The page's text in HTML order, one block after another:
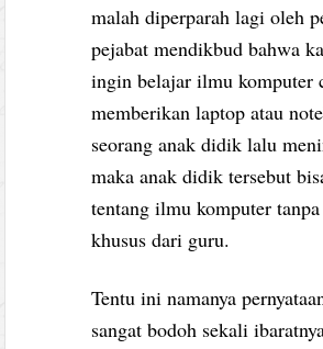
malah diperparah lagi oleh
pejabat mendikbud bahwa
ingin belajar ilmu komputer
memberikan laptop atau
seorang anak didik lalu
maka anak didik tersebut
tentang ilmu komputer
khusus dari guru.
Tentu ini namanya
sangat bodoh sekali